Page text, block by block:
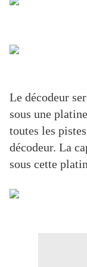
Le décodeur
sous une
toutes les
décodeur. La
sous cette